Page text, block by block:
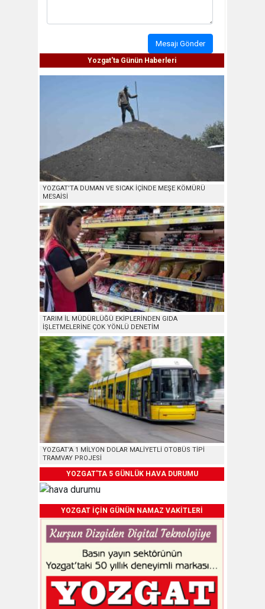
Mesajı Gönder
Yozgat'ta Günün Haberleri
YOZGAT’TA DUMAN VE SICAK İÇİNDE MEŞE KÖMÜRÜ
MESAİSİ
TARIM İL MÜDÜRLÜĞÜ EKİPLERİNDEN GIDA
İŞLETMELERİNE ÇOK YÖNLÜ DENETİM
YOZGAT’A 1 MİLYON DOLAR MALİYETLİ OTOBÜS TİPİ
TRAMVAY PROJESİ
YOZGAT'TA 5 GÜNLÜK HAVA DURUMU
YOZGAT İÇİN GÜNÜN NAMAZ VAKİTLERİ